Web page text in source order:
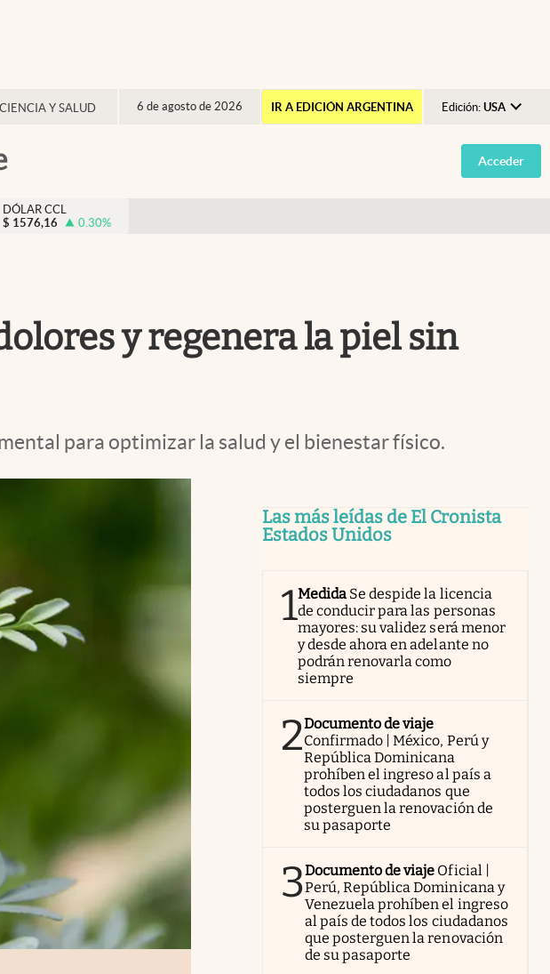
CIENCIA Y SALUD 6 de agosto de 2026 IR A EDICIÓN ARGENTINA Edición: USA
Argentina
España
Acceder
DÓLAR CCL
$ 1576,16 0.30%
y regenera la piel sin
para optimizar la salud y el bienestar físico.
Las más leídas de El Cronista
Estados Unidos
1Medida Se despide la licencia
de conducir para las personas
mayores: su validez será menor
y desde ahora en adelante no
podrán renovarla como
siempre
2Documento de viaje
Confirmado | México, Perú y
República Dominicana
prohíben el ingreso al país a
todos los ciudadanos que
posterguen la renovación de
su pasaporte
3Documento de viaje Oficial |
Perú, República Dominicana y
Venezuela prohíben el ingreso
al país de todos los ciudadanos
que posterguen la renovación
de su pasaporte